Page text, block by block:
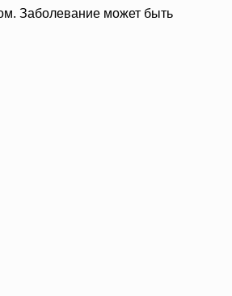
Заболевание может быть